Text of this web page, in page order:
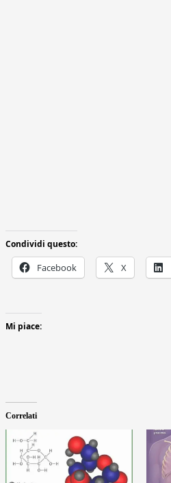
Condividi questo:
Facebook X
Mi piace:
Correlati